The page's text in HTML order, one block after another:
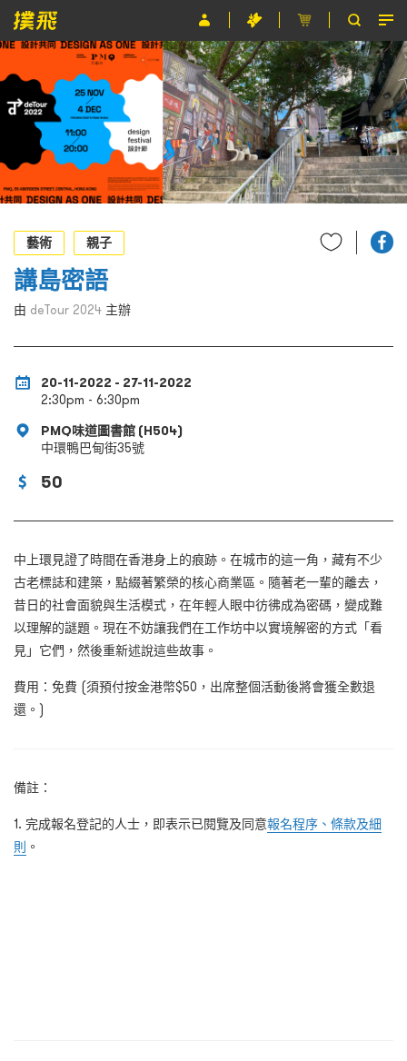
主辦單位
關於撲飛
條款及細則
EN
藝術
親子
講島密語
由 deTour 2024 主辦
20-11-2022 - 27-11-2022
2:30pm - 6:30pm
PMQ味道圖書館 (H504)
中環鴨巴甸街35號
50
中上環見證了時間在香港身上的痕跡。在城市的這一角，藏有不少
古老標誌和建築，點綴著繁榮的核心商業區。隨著老一輩的離去，
昔日的社會面貌與生活模式，在年輕人眼中彷彿成為密碼，變成難
以理解的謎題。現在不妨讓我們在工作坊中以實境解密的方式「看
見」它們，然後重新述說這些故事。
費用：免費 (須預付按金港幣$50，出席整個活動後將會獲全數退
還。)
備註：
1. 完成報名登記的人士，即表示已閱覽及同意報名程序、條款及細
則 。